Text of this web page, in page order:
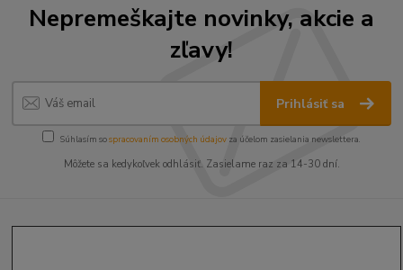
Nepremeškajte novinky, akcie a
zľavy!
Prihlásiť sa
Súhlasím sospracovaním osobných údajov za účelom zasielania newslettera.
Môžete sa kedykoľvek odhlásiť. Zasielame raz za 14-30 dní.